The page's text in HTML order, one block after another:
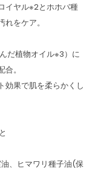
イヤル※2とホホバ種
をケア。
だ植物オイル※3）に
。
効果で肌を柔らかくし
、ヒマワリ種子油(保